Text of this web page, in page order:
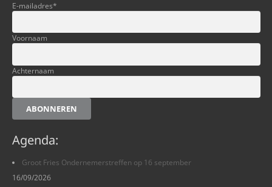
E-mailadres*
Voornaam
Achternaam
ABONNEREN
Agenda:
Groot Fries Ondernemerstreffen op 16 september
16/09/2026